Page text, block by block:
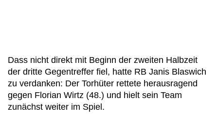
Dass nicht direkt mit Beginn der zweiten Halbzeit
der dritte Gegentreffer fiel, hatte RB Janis Blaswich
zu verdanken: Der Torhüter rettete herausragend
gegen Florian Wirtz (48.) und hielt sein Team
zunächst weiter im Spiel.